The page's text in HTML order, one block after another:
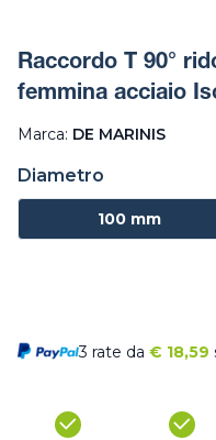
Raccordo T 90°
femmina acciaio
Marca: DE MARINIS
Diametro
100 mm
3 rate da € 18,59